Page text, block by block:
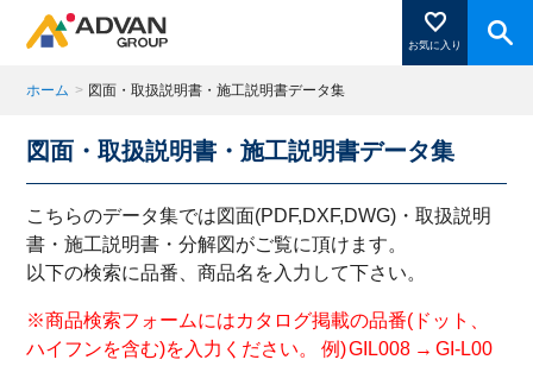
お気に入り
商品ページにある「お気に入り登録」を押すと登録した
商品がここに表示されます。
ホーム > 図面・取扱説明書・施工説明書データ集
図面・取扱説明書・施工説明書データ集
こちらのデータ集では図面(PDF,DXF,DWG)・取扱説明
書・施工説明書・分解図がご覧に頂けます。
以下の検索に品番、商品名を入力して下さい。
※商品検索フォームにはカタログ掲載の品番(ドット、
ハイフンを含む)を入力ください。 例) GIL008 → GI-L00